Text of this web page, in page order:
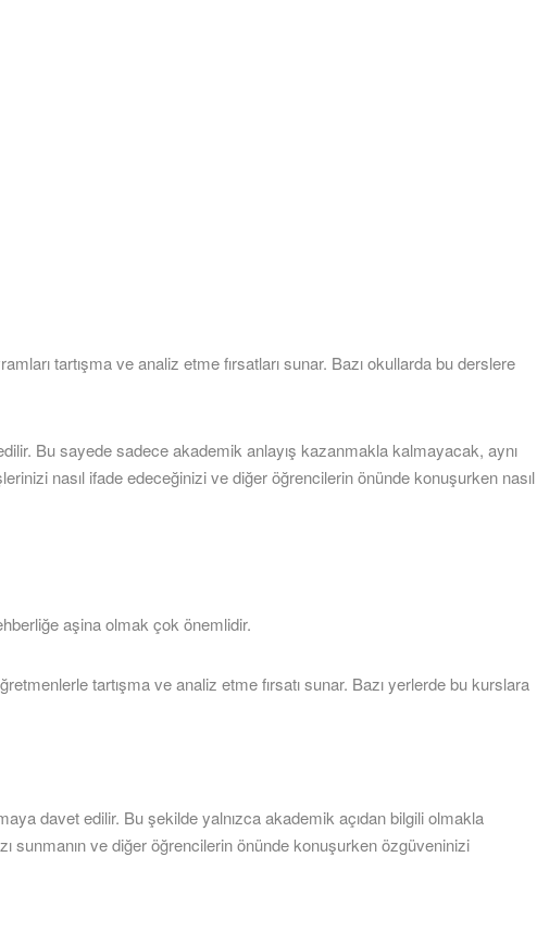
tartışma ve analiz etme fırsatları sunar. Bazı okullarda bu derslere
Bu sayede sadece akademik anlayış kazanmakla kalmayacak, aynı
nasıl ifade edeceğinizi ve diğer öğrencilerin önünde konuşurken nasıl
aşina olmak çok önemlidir.
tartışma ve analiz etme fırsatı sunar. Bazı yerlerde bu kurslara
davet edilir. Bu şekilde yalnızca akademik açıdan bilgili olmakla
sunmanın ve diğer öğrencilerin önünde konuşurken özgüveninizi